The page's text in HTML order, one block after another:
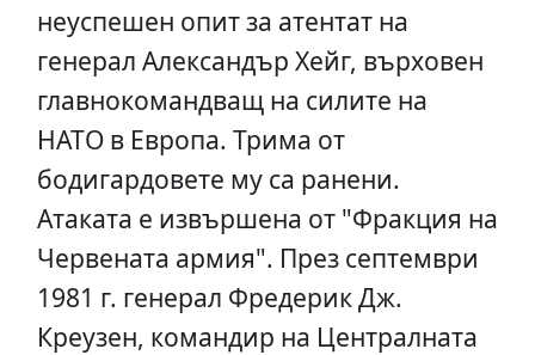
неуспешен опит за атентат на
генерал Александър Хейг, върховен
главнокомандващ на силите на
НАТО в Европа. Трима от
бодигардовете му са ранени.
Атаката е извършена от "Фракция на
Червената армия". През септември
1981 г. генерал Фредерик Дж.
Креузен, командир на Централната